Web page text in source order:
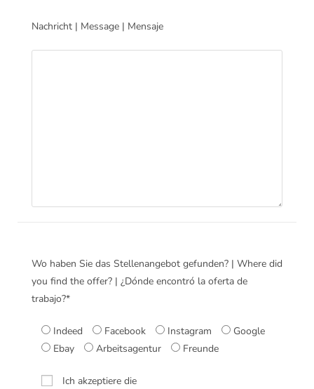
Nachricht | Message | Mensaje
Wo haben Sie das Stellenangebot gefunden? | Where did
you find the offer? | ¿Dónde encontró la oferta de
trabajo?*
Indeed Facebook Instagram
Google
Ebay
Arbeitsagentur Freunde
Ich akzeptiere die